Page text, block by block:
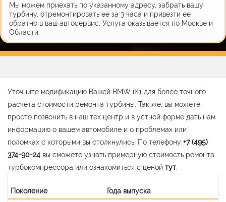
Мы можем приехать по указанному адресу, забрать вашу
турбину, отремонтировать ее за 3 часа и привезти ее
обратно в ваш автосервис. Услуга оказывается по Москве и
Области.
Уточните модификацию Вашей BMW iX1 для более точного
расчета стоимости ремонта турбины. Так же, вы можете
просто позвонить в наш тех центр и в устной форме дать нам
информацию о вашем автомобиле и о проблемах или
поломках с которыми вы столкнулись. По телефону +7 (495)
374-90-24 вы сможете узнать примерную стоимость ремонта
турбокомпрессора или ознакомиться с ценой тут
Поколение
Года выпуска